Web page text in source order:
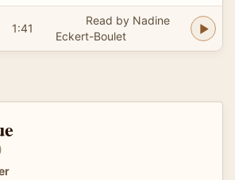
1:41
Read by Nadine
Eckert-Boulet